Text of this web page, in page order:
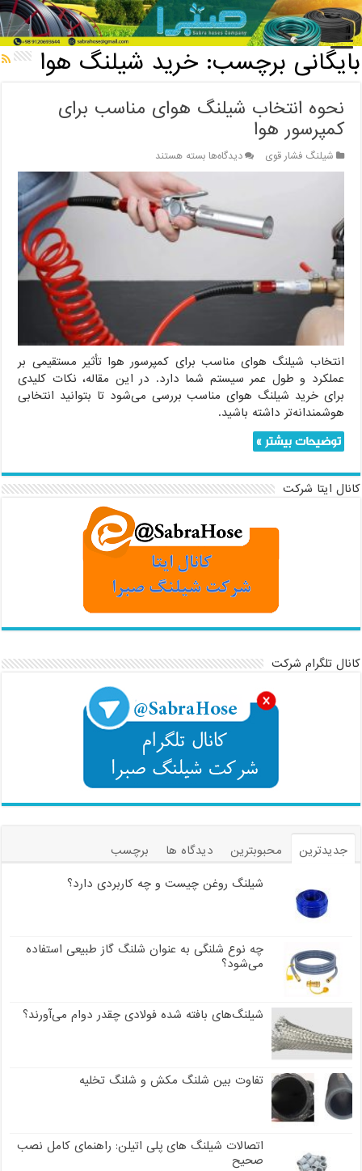
خانه / بایگانی برچسب: خرید شیلنگ هوا
بایگانی برچسب:خرید شیلنگ هوا
نحوه انتخاب شیلنگ هوای مناسب برای
کمپرسور هوا
شیلنگ فشار قوی دیدگاه‌هابرای
نحوه
انتخاب
شیلنگ
هوای
مناسب
بسته هستند
انتخاب شیلنگ هوای مناسب برای کمپرسور هوا تأثیر مستقیمی بر
عملکرد و طول عمر سیستم شما دارد. در این مقاله، نکات کلیدی
برای خرید شیلنگ هوای مناسب بررسی می‌شود تا بتوانید انتخابی
هوشمندانه‌تر داشته باشید.
توضیحات بیشتر »
کانال ایتا شرکت
کانال تلگرام شرکت
جدیدترین محبوبترین دیدگاه ها
برچسب
شیلنگ روغن چیست و چه کاربردی دارد؟
چه نوع شلنگی به عنوان شلنگ گاز طبیعی استفاده
می‌شود؟
شیلنگ‌های بافته شده فولادی چقدر دوام می‌آورند؟
تفاوت بین شلنگ مکش و شلنگ تخلیه
اتصالات شیلنگ های پلی اتیلن: راهنمای کامل نصب
صحیح